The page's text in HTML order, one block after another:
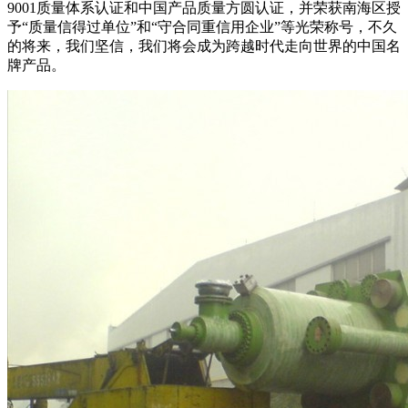
9001质量体系认证和中国产品质量方圆认证，并荣获南海区授
予“质量信得过单位”和“守合同重信用企业”等光荣称号，不久
的将来，我们坚信，我们将会成为跨越时代走向世界的中国名
牌产品。